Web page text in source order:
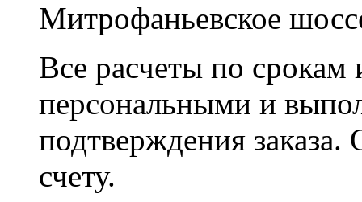
Митрофаньевское
Все расчеты по срокам
персональными и
подтверждения заказа.
счету.